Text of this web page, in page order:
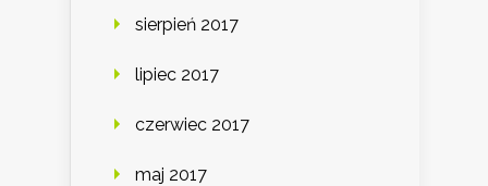
sierpień 2017
lipiec 2017
czerwiec 2017
maj 2017